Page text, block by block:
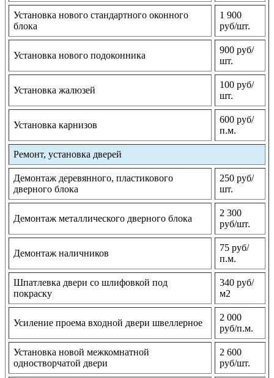
Установка нового стандартного оконного
блока
1 900
руб/шт.
Установка нового подоконника
900 руб/
шт.
Установка жалюзей
100 руб/
шт.
Установка карнизов
600 руб/
п.м.
Ремонт, установка дверей
Демонтаж деревянного, пластикового
дверного блока
250 руб/
шт.
Демонтаж металлического дверного блока
2 300
руб/шт.
Демонтаж наличников
75 руб/
п.м.
Шпатлевка двери со шлифовкой под
покраску
340 руб/
м2
Усиление проема входной двери швеллерное
2 000
руб/п.м.
Установка новой межкомнатной
одностворчатой двери
2 600
руб/шт.